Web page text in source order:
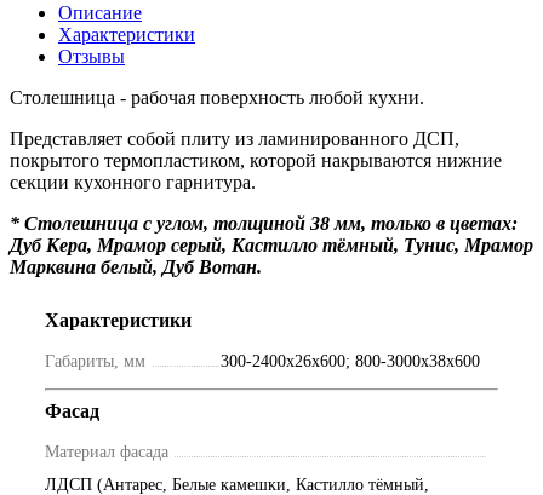
Описание
Характеристики
Отзывы
Столешница - рабочая поверхность любой кухни.
Представляет собой плиту из ламинированного ДСП,
покрытого термопластиком, которой накрываются нижние
секции кухонного гарнитура.
* Столешница с углом, толщиной 38 мм, только в цветах:
Дуб Кера, Мрамор серый, Кастилло тёмный, Тунис, Мрамор
Марквина белый, Дуб Вотан.
Характеристики
Габариты, мм 300-2400х26х600; 800-3000х38х600
Фасад
Материал фасада
ЛДСП (Антарес, Белые камешки, Кастилло тёмный,